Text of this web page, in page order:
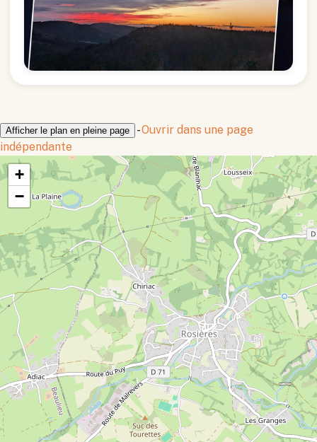
Afficher le plan en pleine page -Ouvrir dans une page
indépendante